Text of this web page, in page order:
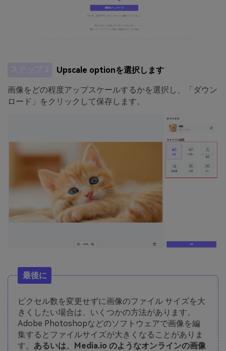
Upscale optionを選択します
画像をどの程度アップスケールするかを選択し、「ダウン
ロード」をクリックして保存します。
最後に
ピクセル数を変更せずに画像のファイル サイズを大
きくしたい場合は、いくつかの方法があります。
Adobe Photoshopなどのソフトウェアで画像を編
集するとファイルサイズが大きくなることがありま
す。 あるいは、Media.io のようなオンラインの画像